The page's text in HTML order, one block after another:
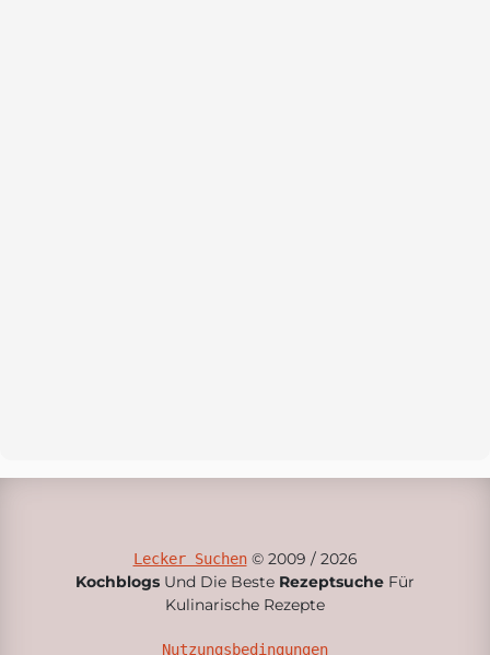
Lecker Suchen© 2009 / 2026
Kochblogs Und Die Beste Rezeptsuche Für
Kulinarische Rezepte
Nutzungsbedingungen